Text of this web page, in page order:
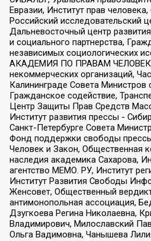
Евразии, Институт прав
Российский исследовательский
Дальневосточный центр
и социального партнерства,
независимых социологических
АКАДЕМИЯ ПО ПРАВАМ
некоммерческих организаций,
Калининграде Совета Министров
Гражданское содействие,
Центр Защиты Прав Средств
Институт развития прессы -
Санкт-Петербурге Совета
Фонд поддержки свободы
Человек и Закон, Общественная
наследия академика Сахарова,
агентство МЕМО. РУ, Институт
Институт Развития Свободы
Женсовет, Общественный
антимонопольная ассоциация,
Дзугкоева Регина Николаевна,
Владимирович, Милославский
Ольга Вадимовна, Чанышева